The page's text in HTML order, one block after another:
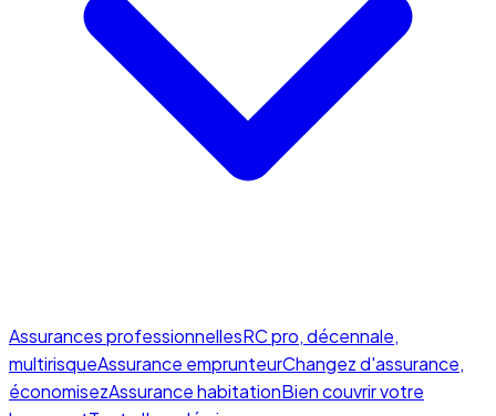
Assurances professionnellesRC pro, décennale,
multirisqueAssurance emprunteurChangez d'assurance,
économisezAssurance habitationBien couvrir votre